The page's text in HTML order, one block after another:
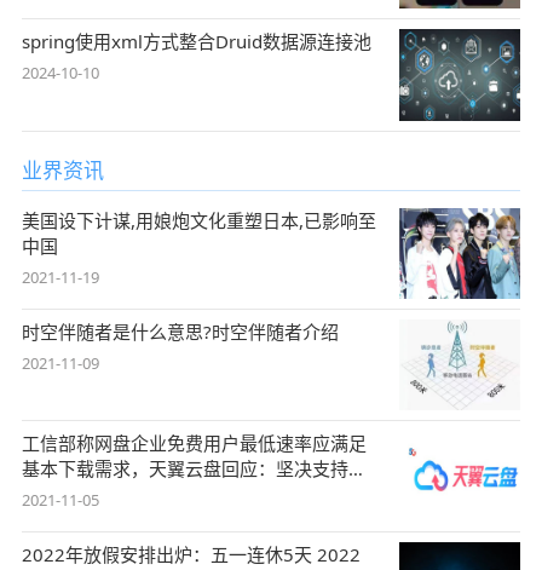
spring使用xml方式整合Druid数据源连接池
2024-10-10
业界资讯
美国设下计谋,用娘炮文化重塑日本,已影响至
中国
2021-11-19
时空伴随者是什么意思?时空伴随者介绍
2021-11-09
工信部称网盘企业免费用户最低速率应满足
基本下载需求，天翼云盘回应：坚决支持，
始终
2021-11-05
2022年放假安排出炉：五一连休5天 2022